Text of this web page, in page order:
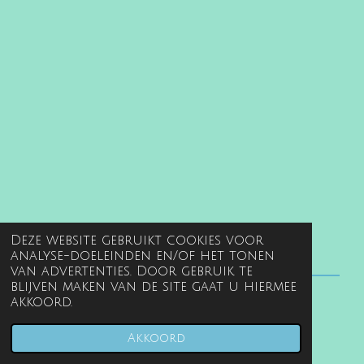
Deze website gebruikt cookies voor
analyse-doeleinden en/of het tonen
van advertenties. Door gebruik te
blijven maken van de site gaat u hiermee
akkoord.
Akkoord
© 2022 - 2026 www.gentille.nl
JouwWeb